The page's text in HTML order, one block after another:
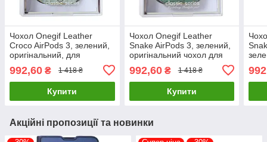
Чохол Onegif Leather
Croco AirPods 3, зелений,
оригінальний, для
992,60 ₴ 1 418 ₴
Купити
Чохол Onegif Leather
Snake AirPods 3, зелений,
оригінальний чохол для
992,60₴ 1 418 ₴
Купити
Акційні пропозиції та новинки